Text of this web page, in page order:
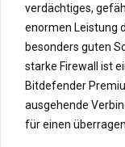
verdächtiges,
enormen Leistung
besonders guten
starke Firewall ist
Bitdefender
ausgehende
für einen